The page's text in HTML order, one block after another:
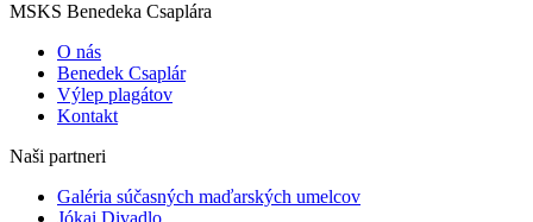
MSKS Benedeka Csaplára
O nás
Benedek Csaplár
Výlep plagátov
Kontakt
Naši partneri
Galéria súčasných maďarských umelcov